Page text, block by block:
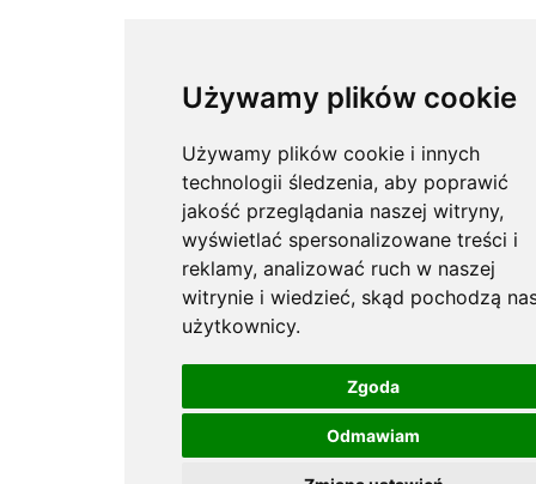
Używamy plików cookie
Używamy plików cookie i innych
technologii śledzenia, aby poprawić
jakość przeglądania naszej witryny,
wyświetlać spersonalizowane treści i
reklamy, analizować ruch w naszej
witrynie i wiedzieć, skąd pochodzą
użytkownicy.
Zgoda
Odmawiam